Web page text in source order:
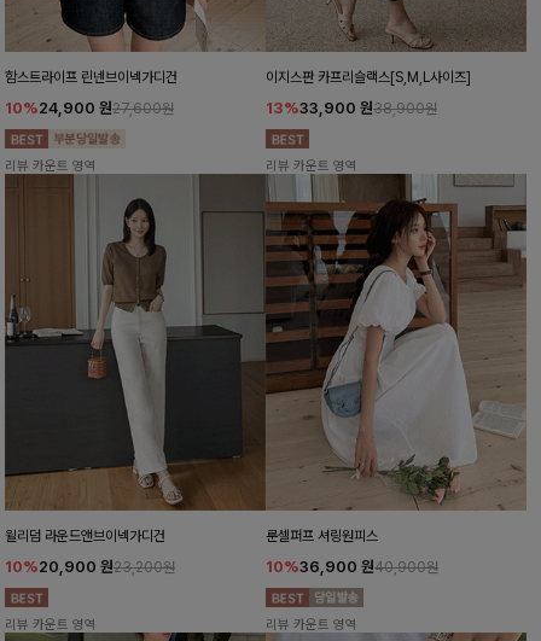
함스트라이프 린넨브이넥가디건
10%24,900 원27,600원
리뷰 카운트 영역
이지스판 카프리슬랙스[S,M,L사이즈]
13%33,900 원38,900원
리뷰 카운트 영역
윌리덤 라운드앤브이넥가디건
10%20,900 원23,200원
리뷰 카운트 영역
룬셀퍼프 셔링원피스
10%36,900 원40,900원
리뷰 카운트 영역